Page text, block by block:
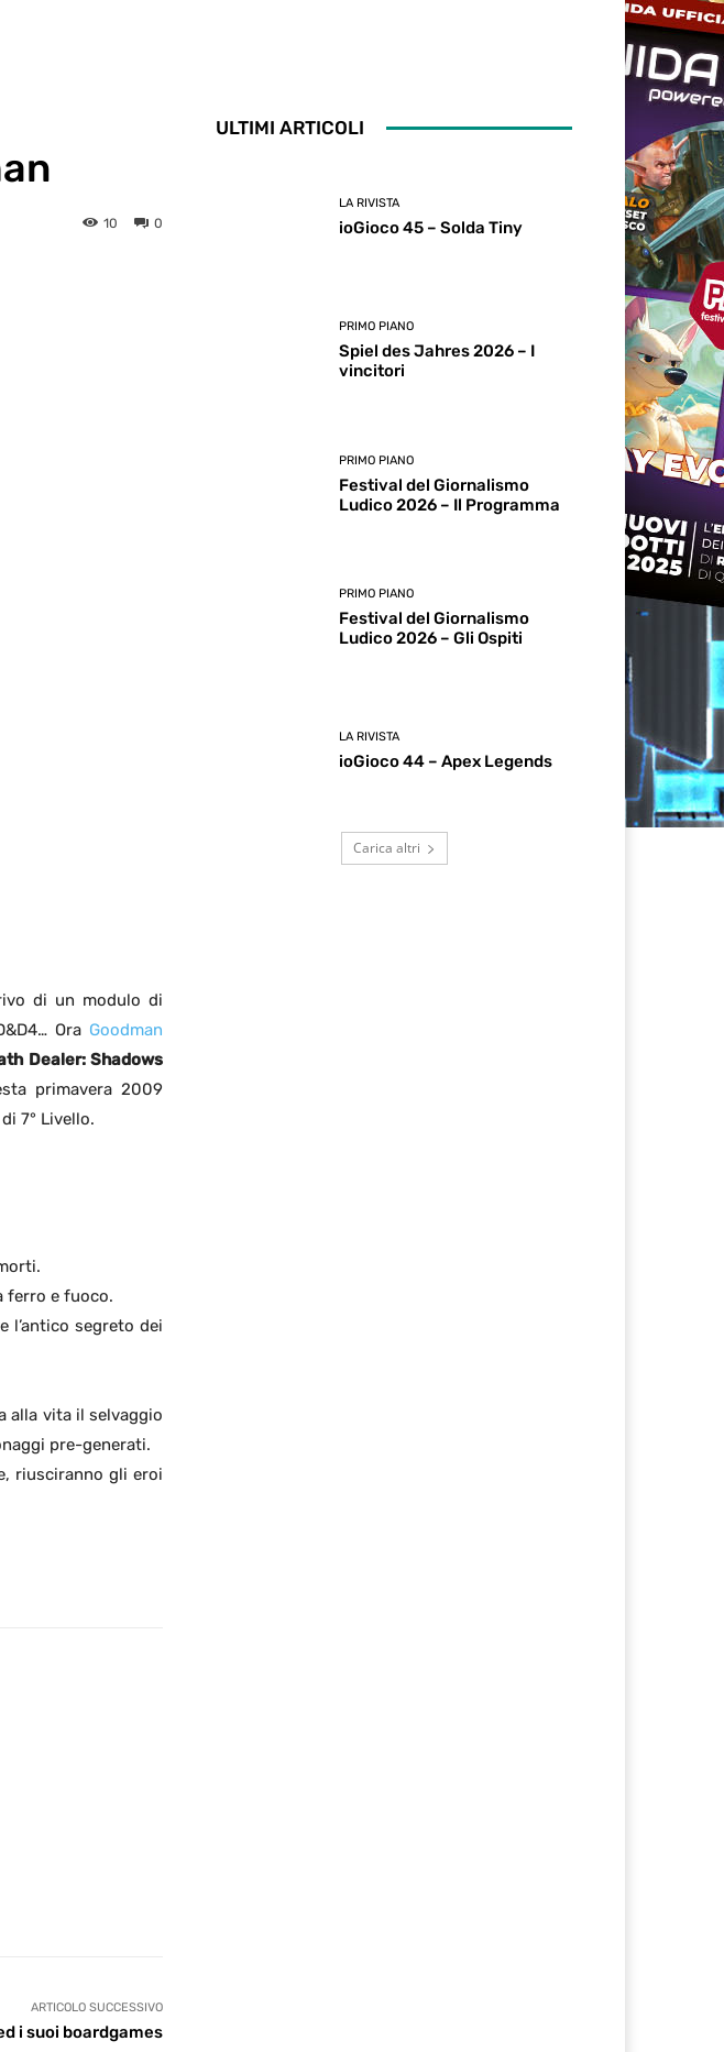
0
10
di un modulo di
Ora Goodman
Dealer: Shadows
primavera 2009
7° Livello.
ferro e fuoco.
l’antico segreto dei
alla vita il selvaggio
pre-generati.
riusciranno gli eroi
ARTICOLO SUCCESSIVO
i suoi boardgames
ULTIMI ARTICOLI
LA RIVISTA
ioGioco 45 – Solda Tiny
PRIMO PIANO
Spiel des Jahres 2026 – I
vincitori
PRIMO PIANO
Festival del Giornalismo
Ludico 2026 – Il Programma
PRIMO PIANO
Festival del Giornalismo
Ludico 2026 – Gli Ospiti
LA RIVISTA
ioGioco 44 – Apex Legends
Carica altri